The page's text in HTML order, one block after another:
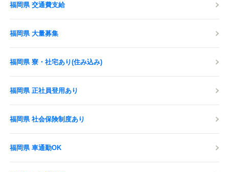
福岡県 交通費支給
福岡県 大量募集
福岡県 寮・社宅あり(住み込み)
福岡県 正社員登用あり
福岡県 社会保険制度あり
福岡県 車通勤OK